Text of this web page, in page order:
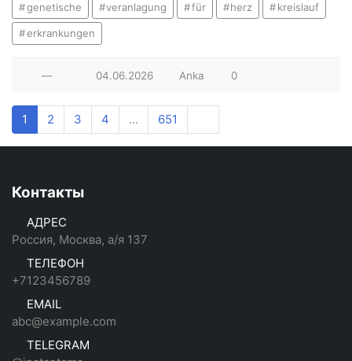
genetische veranlagung für herz kreislauf
erkrankungen
— 04.06.2026 Anka 0
1 2 3 4 ... 651
Контакты
АДРЕС
Россия, Москва, а/я 137
ТЕЛЕФОН
+7123456789
EMAIL
abc@example.com
TELEGRAM